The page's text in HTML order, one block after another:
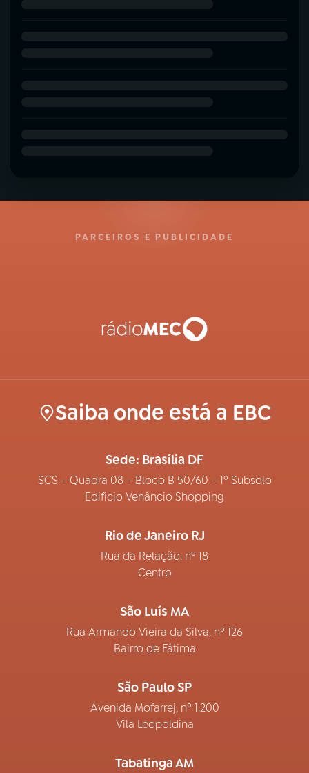
PARCEIROS E PUBLICIDADE
Saiba onde está a EBC
Sede: Brasília DF
SCS – Quadra 08 – Bloco B 50/60 – 1º Subsolo
Edifício Venâncio Shopping
Rio de Janeiro RJ
Rua da Relação, nº 18
Centro
São Luís MA
Rua Armando Vieira da Silva, nº 126
Bairro de Fátima
São Paulo SP
Avenida Mofarrej, nº 1.200
Vila Leopoldina
Tabatinga AM